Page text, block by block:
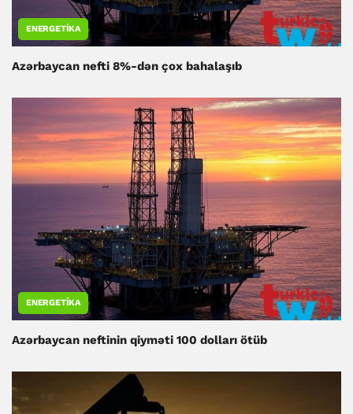
ENERGETIKA
Azərbaycan nefti 8%-dən çox bahalaşıb
ENERGETIKA
Azərbaycan neftinin qiyməti 100 dolları ötüb